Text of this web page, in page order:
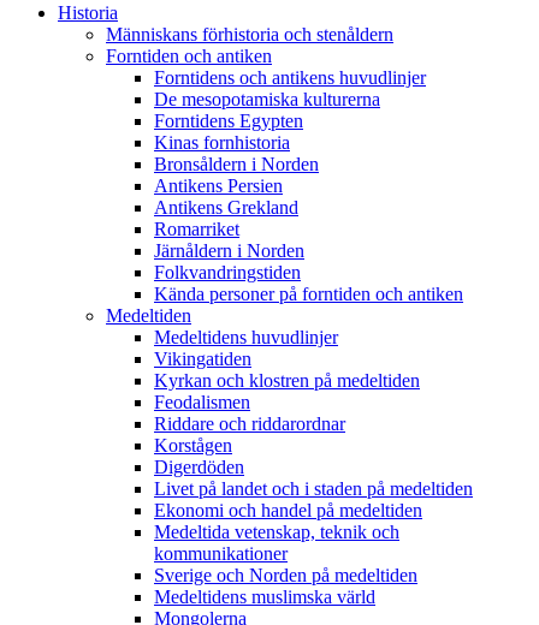
Historia
Människans förhistoria och stenåldern
Forntiden och antiken
Forntidens och antikens huvudlinjer
De mesopotamiska kulturerna
Forntidens Egypten
Kinas fornhistoria
Bronsåldern i Norden
Antikens Persien
Antikens Grekland
Romarriket
Järnåldern i Norden
Folkvandringstiden
Kända personer på forntiden och antiken
Medeltiden
Medeltidens huvudlinjer
Vikingatiden
Kyrkan och klostren på medeltiden
Feodalismen
Riddare och riddarordnar
Korstågen
Digerdöden
Livet på landet och i staden på medeltiden
Ekonomi och handel på medeltiden
Medeltida vetenskap, teknik och
kommunikationer
Sverige och Norden på medeltiden
Medeltidens muslimska värld
Mongolerna